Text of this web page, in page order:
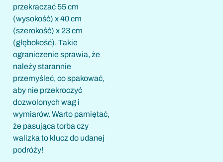
przekraczać 55 cm
(wysokość) x 40 cm
(szerokość) x 23 cm
(głębokość). Takie
ograniczenie sprawia, że
należy starannie
przemyśleć, co spakować,
aby nie przekroczyć
dozwolonych wag i
wymiarów. Warto pamiętać,
że pasująca torba czy
walizka to klucz do udanej
podróży!